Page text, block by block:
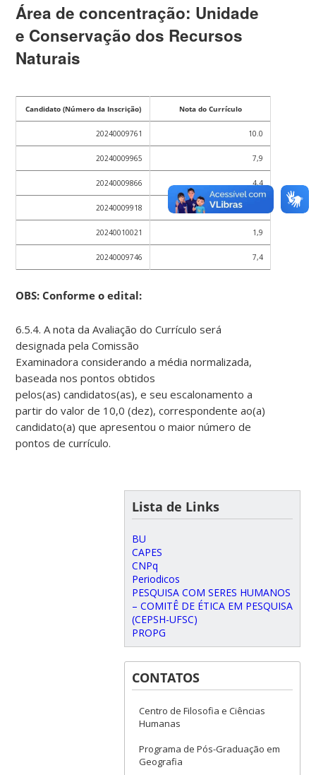
Área de concentração: Unidade
e Conservação dos Recursos
Naturais
Candidato (Número da Inscrição) Nota do Currículo
20240009761 10.0
20240009965 7,9
20240009866 4,4
20240009918
20240010021 1,9
20240009746 7,4
OBS: Conforme o edital:
6.5.4. A nota da Avaliação do Currículo será
designada pela Comissão
Examinadora considerando a média normalizada,
baseada nos pontos obtidos
pelos(as) candidatos(as), e seu escalonamento a
partir do valor de 10,0 (dez), correspondente ao(a)
candidato(a) que apresentou o maior número de
pontos de currículo.
Lista de Links
BU
CAPES
CNPq
Periodicos
PESQUISA COM SERES HUMANOS
– COMITÊ DE ÉTICA EM PESQUISA
(CEPSH-UFSC)
PROPG
CONTATOS
Centro de Filosofia e Ciências
Humanas
Programa de Pós-Graduação em
Geografia